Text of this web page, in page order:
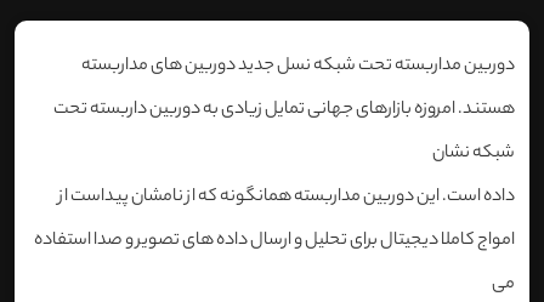
دوربین مداربسته تحت شبکه نسل جدید دوربین های مداربسته
هستند. امروزه بازارهای جهانی تمایل زیادی به دوربین داربسته تحت
شبکه نشان
داده است. این دوربین مداربسته همانگونه که از نامشان پیداست از
امواج کاملا دیجیتال برای تحلیل و ارسال داده های تصویر و صدا استفاده
می